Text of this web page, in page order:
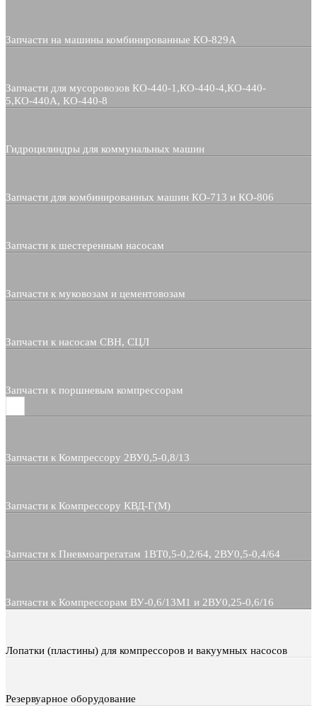
Запчасти на машины комбинированные КО-829А
Запчасти для мусоровозов КО-440-1,КО-440-4,КО-440-
5,КО-440А, КО-440-8
Гидроцилиндры для коммунальных машин
Запчасти для комбинированных машин КО-713 и КО-806
Запчасти к шестеренным насосам
Запчасти к муковозам и цементовозам
Запчасти к насосам СВН, СЦЛ
Запчасти к поршневым компрессорам
Запчасти к Компрессору 2ВУ0,5-0,8/13
Запчасти к Компрессору КВД-Г(М)
Запчасти к Пневмоагрегатам 1ВТ0,5-0,2/64, 2ВУ0,5-0,4/64
Запчасти к Компрессорам ВУ-0,6/13М1 и 2ВУ0,25-0,6/16
Лопатки (пластины) для компрессоров и вакуумных насосов
Резервуарное оборудование